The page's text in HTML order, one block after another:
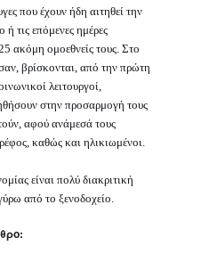
που έχουν ήδη αιτηθεί την
τις επόμενες ημέρες
ακόμη ομοεθνείς τους. Στο
βρίσκονται, από την πρώτη
λειτουργοί,
στην προσαρμογή τους
αφού ανάμεσά τους
καθώς και ηλικιωμένοι.
είναι πολύ διακριτική
από το ξενοδοχείο.